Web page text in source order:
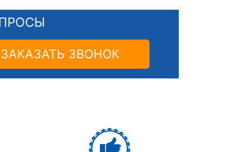
ЗАКАЗАТЬ ЗВОНОК